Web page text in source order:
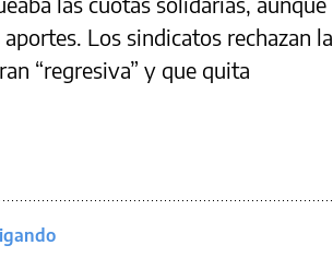
Los sindicatos rechazan la
“regresiva” y que quita